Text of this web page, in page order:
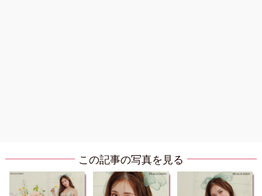
この記事の写真を見る